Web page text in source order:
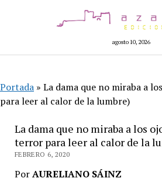
agosto 10, 2026
Portada » La dama que no miraba a
para leer al calor de la lumbre)
La dama que no miraba a los
terror para leer al calor de la
FEBRERO 6, 2020
PorAURELIANO SÁINZ